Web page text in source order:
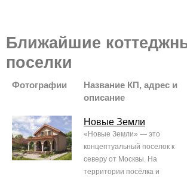
Ближайшие
поселки
Фотографии
Название КП, адрес и
описание
Новые Земли
«Новые Земли» — это
концептуальный поселок к
северу от Москвы. На
территории посёлка и